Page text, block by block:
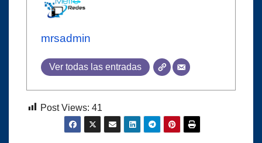
mrsadmin
Ver todas las entradas
Post Views: 41